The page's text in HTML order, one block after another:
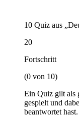
10 Quiz aus
20
Fortschritt
(0 von 10)
Ein Quiz gilt als
gespielt und
beantwortet hast.